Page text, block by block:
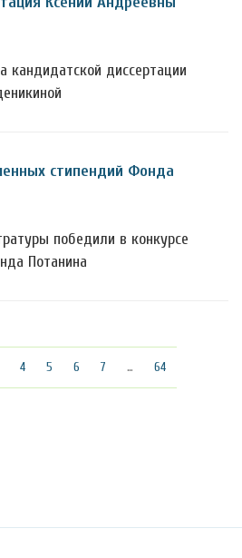
диссертации
стипендий Фонда
победили в конкурсе
Потанина
4 5 6 7 … 64